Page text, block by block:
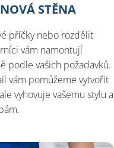
STĚNA
příčky nebo rozdělit
vám namontují
podle vašich požadavků.
vám pomůžeme vytvořit
vyhovuje vašemu stylu a